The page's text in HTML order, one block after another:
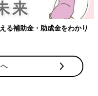
る補助金・助成金をわかり